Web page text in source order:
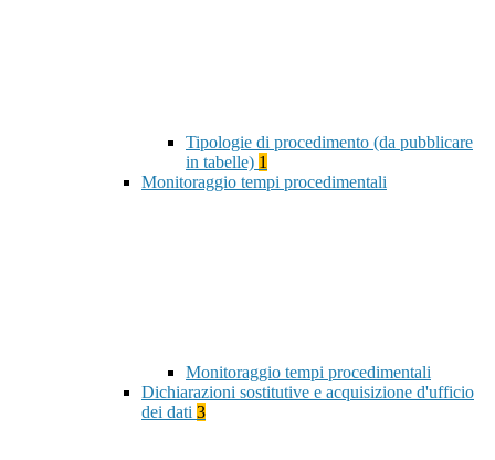
Tipologie di procedimento (da pubblicare
in tabelle) 1
Monitoraggio tempi procedimentali
Monitoraggio tempi procedimentali
Dichiarazioni sostitutive e acquisizione d'ufficio
dei dati 3